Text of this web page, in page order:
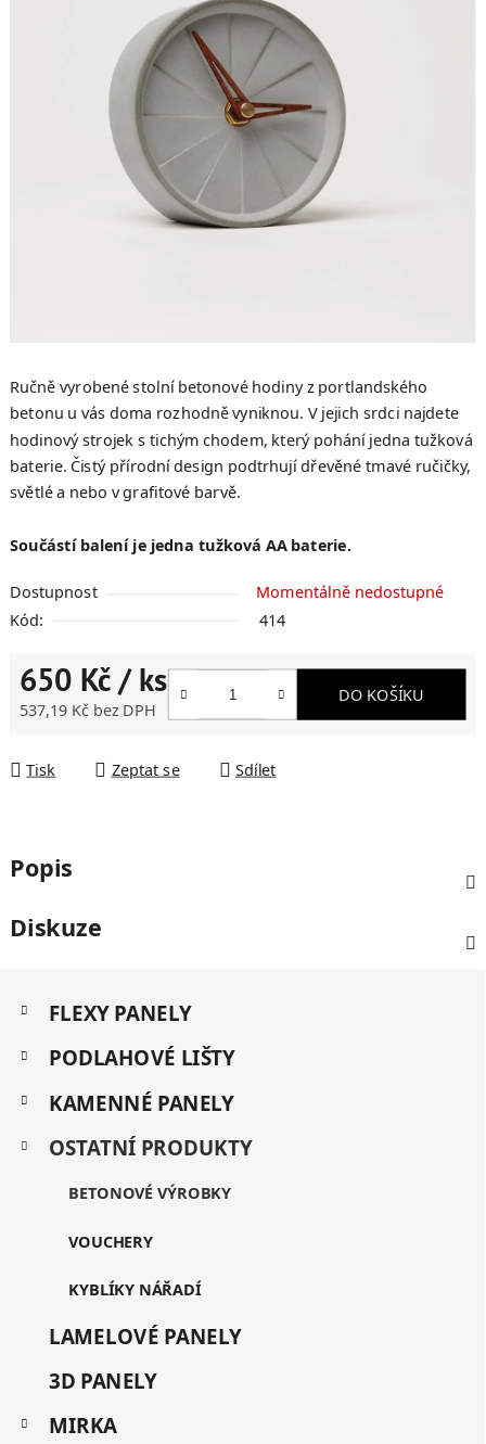
Ručně vyrobené stolní betonové hodiny z portlandského
betonu u vás doma rozhodně vyniknou. V jejich srdci najdete
hodinový strojek s tichým chodem, který pohání jedna tužková
baterie. Čistý přírodní design podtrhují dřevěné tmavé ručičky,
světlé a nebo v grafitové barvě.
Součástí balení je jedna tužková AA baterie.
Dostupnost
Momentálně nedostupné
Kód:
414
650 Kč / ks
537,19 Kč bez DPH
DO KOŠÍKU
Tisk Zeptat se Sdílet
Popis
Diskuze
K
a
e
o
i
FLEXY PANELY
PODLAHOVÉ LIŠTY
KAMENNÉ PANELY
OSTATNÍ PRODUKTY
BETONOVÉ VÝROBKY
VOUCHERY
KYBLÍKY NÁŘADÍ
LAMELOVÉ PANELY
3D PANELY
MIRKA